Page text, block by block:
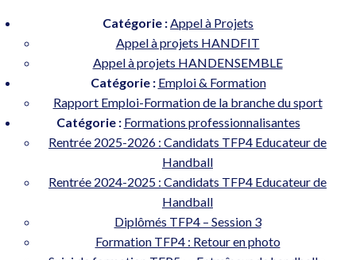
Catégorie :Appel à Projets
Appel à projets HANDFIT
Appel à projets HANDENSEMBLE
Catégorie : Emploi & Formation
Rapport Emploi-Formation de la branche du sport
Catégorie : Formations professionnalisantes
Rentrée 2025-2026 : Candidats TFP4 Educateur de
Handball
Rentrée 2024-2025 : Candidats TFP4 Educateur de
Handball
Diplômés TFP4 – Session 3
Formation TFP4 : Retour en photo